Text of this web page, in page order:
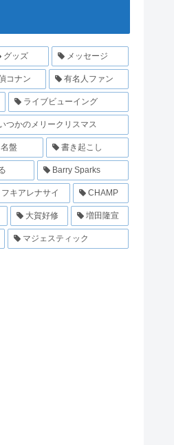
グッズ メッセージ
コナン 有名人ファン
ライブビューイング
つかのメリークリスマス
名盤 書き起こし
Barry Sparks
フキアレナサイ CHAMP
大賀好修 増田隆宣
マジェスティック